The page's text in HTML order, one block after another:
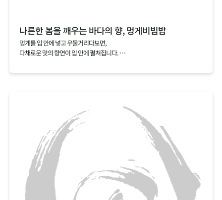
나른한 봄을 깨우는 바다의 향, 멍게비빔밥
멍게를 입 안에 넣고 우물거리다보면,
다채로운 맛의 향연이 입 안에 펼쳐집니다.
짭조름한 맛과 씁쓸한 맛을 지나고 나면,
멍게 특유의 향을 하나도 놓치지 않고 오롯이 느낄 수 있답니다.
싱그러운 봄채소와 바다 향을 가득 품은 멍게로 나른해진 몸과 마음을 깨워보